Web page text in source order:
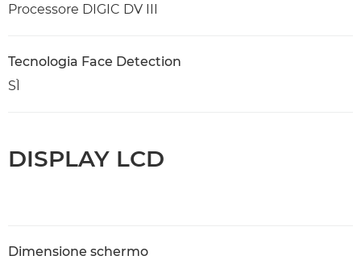
Processore DIGIC DV III
Tecnologia Face Detection
SÌ
DISPLAY LCD
Dimensione schermo